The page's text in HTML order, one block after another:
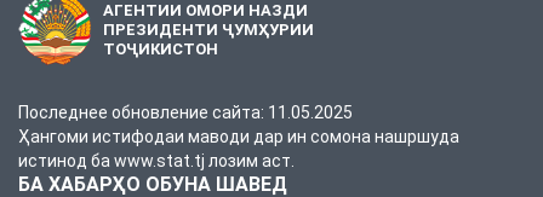
АГЕНТИИ ОМОРИ НАЗДИ
ПРЕЗИДЕНТИ ҶУМҲУРИИ
ТОҶИКИСТОН
Последнее обновление сайта: 11.05.2025
Ҳангоми истифодаи маводи дар ин сомона нашршуда
истинод ба www.stat.tj лозим аст.
БА ХАБАРҲО ОБУНА ШАВЕД